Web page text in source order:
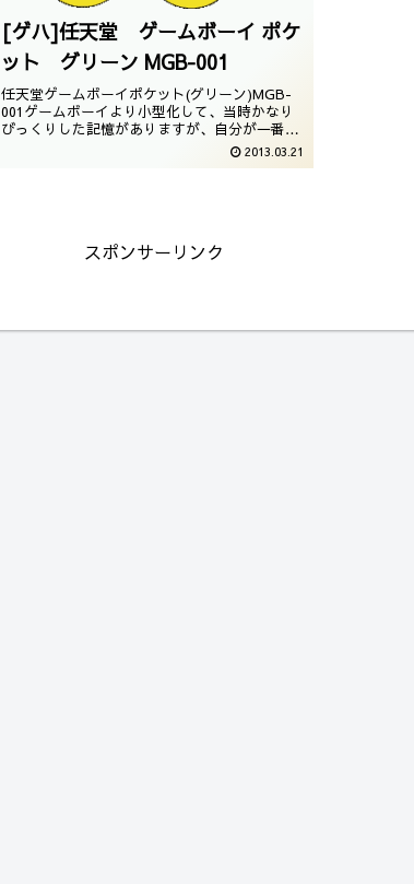
[ゲハ]任天堂 ゲームボーイ ポケ
ット グリーン MGB-001
任天堂ゲームボーイポケット(グリーン)MGB-
001ゲームボーイより小型化して、当時かなり
びっくりした記憶がありますが、自分が一番遊
んだゲームボーイは間違いなくポケットでした
ね。かなり状態が悪いですが、当時の思い出が
2013.03.21
スポンサーリンク